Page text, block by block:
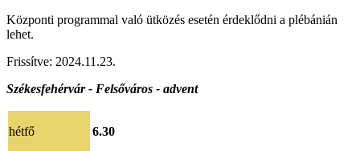
Központi programmal való ütközés esetén érdeklődni a plébánián
lehet.
Frissítve: 2024.11.23.
Székesfehérvár - Felsőváros - advent
hétfő 6.30